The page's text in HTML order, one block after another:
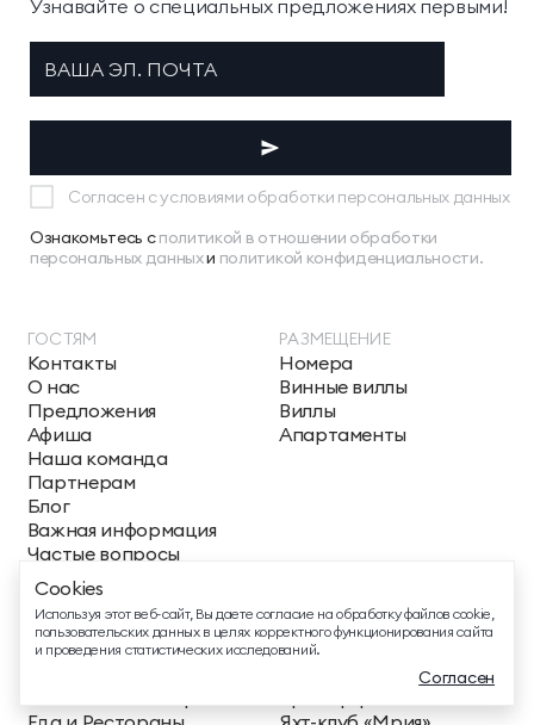
ТЕЛЕФОН ДЛЯ СВЯЗИ
88005505271
ДОПОЛНИТЕЛЬНЫЙ ТЕЛЕФОН ДЛЯ СВЯЗИ
+74991107964
СВЯЗАТЬСЯ В МЕССЕНДЖЕРЕ
EMAIL ДЛЯ ВОПРОСОВ И ПОЖЕЛАНИЙ
info@mriyaresort.com
Узнавайте о специальных предложениях первыми!
Согласен с условиями обработки персональных данных
Ознакомьтесь сполитикой в отношении обработки
персональных данныхи политикой конфиденциальности.
ГОСТЯМ
Контакты
О нас
Предложения
Афиша
Наша команда
Партнерам
Блог
Важная информация
Частые вопросы
Награды
Мрияпресс
РАЗМЕЩЕНИЕ
Номера
Винные виллы
Виллы
Апартаменты
ЧЕМ ЗАНЯТЬСЯ УСЛУГИ
Cookies
Используя этот веб-сайт, Вы даете согласие на обработку файлов cookie,
пользовательских данных в целях корректного функционирования сайта
и проведения статистических исследований.
Согласен